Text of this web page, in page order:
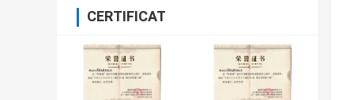
CERTIFICAT